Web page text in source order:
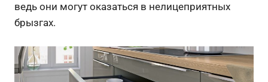
ведь они могут оказаться в нелицеприятных
брызгах.